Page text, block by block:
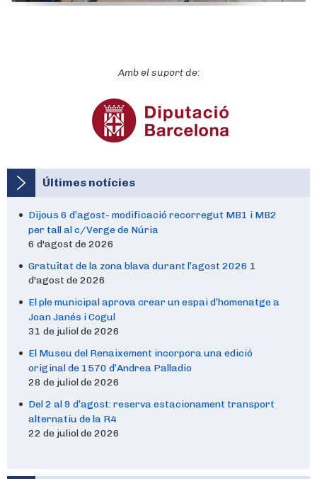
Amb el suport de:
Últimes notícies
Dijous 6 d’agost- modificació recorregut MB1 i MB2
per tall al c/Verge de Núria
6 d'agost de 2026
Gratuïtat de la zona blava durant l’agost 2026 1
d'agost de 2026
El ple municipal aprova crear un espai d’homenatge a
Joan Janés i Cogul
31 de juliol de 2026
El Museu del Renaixement incorpora una edició
original de 1570 d’Andrea Palladio
28 de juliol de 2026
Del 2 al 9 d’agost: reserva estacionament transport
alternatiu de la R4
22 de juliol de 2026